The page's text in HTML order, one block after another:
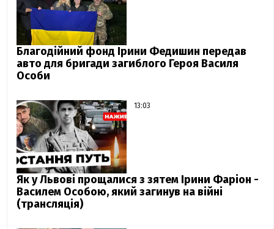
Благодійний фонд Ірини Федишин передав
авто для бригади загиблого Героя Василя
Особи
13:03
Як у Львові прощалися з зятем Ірини Фаріон -
Василем Особою, який загинув на війні
(трансляція)